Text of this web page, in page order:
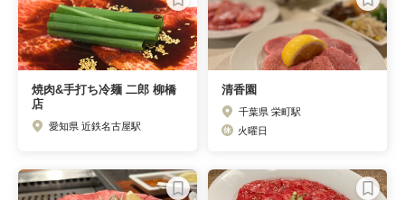
焼肉&手打ち冷麺 二郎 柳橋
店
愛知県 近鉄名古屋駅
清香園
千葉県 栄町駅
火曜日